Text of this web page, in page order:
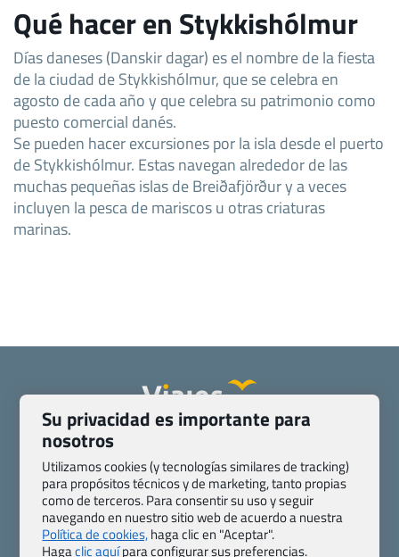
Qué hacer en Stykkishólmur
Días daneses (Danskir dagar) es el nombre de la fiesta
de la ciudad de Stykkishólmur, que se celebra en
agosto de cada año y que celebra su patrimonio como
puesto comercial danés.
Se pueden hacer excursiones por la isla desde el puerto
de Stykkishólmur. Estas navegan alrededor de las
muchas pequeñas islas de Breiðafjörður y a veces
incluyen la pesca de mariscos u otras criaturas
marinas.
Pasaporte, Visado, Salud y otras disposiciones específicas
Blog de Viajes.com
Registro de agencias
Preguntas frecuentes
Condiciones generales
Política de privacidad y cookies
Transparencia
Todas las páginas – sitemap
Su privacidad es importante para
nosotros
Utilizamos cookies (y tecnologías similares de tracking)
para propósitos técnicos y de marketing, tanto propias
como de terceros. Para consentir su uso y seguir
navegando en nuestro sitio web de acuerdo a nuestra
Política de cookies,haga clic en "Aceptar".
Hagaclic aquípara configurar sus preferencias.